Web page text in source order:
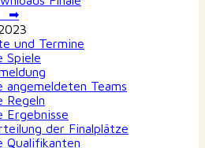
➡
und Termine
Spiele
angemeldeten Teams
Regeln
Ergebnisse
der Finalplätze
Qualifikanten